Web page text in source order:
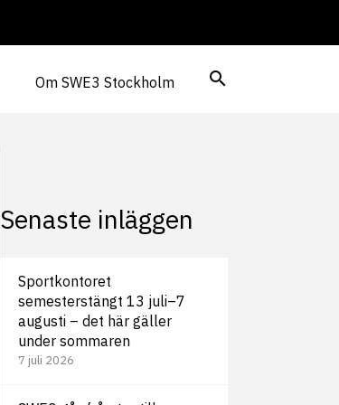
Om SWE3 Stockholm
Senaste inläggen
Sportkontoret
semesterstängt 13 juli–7
augusti – det här gäller
under sommaren
7 juli 2026